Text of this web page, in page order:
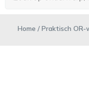
Home /Praktisch OR-